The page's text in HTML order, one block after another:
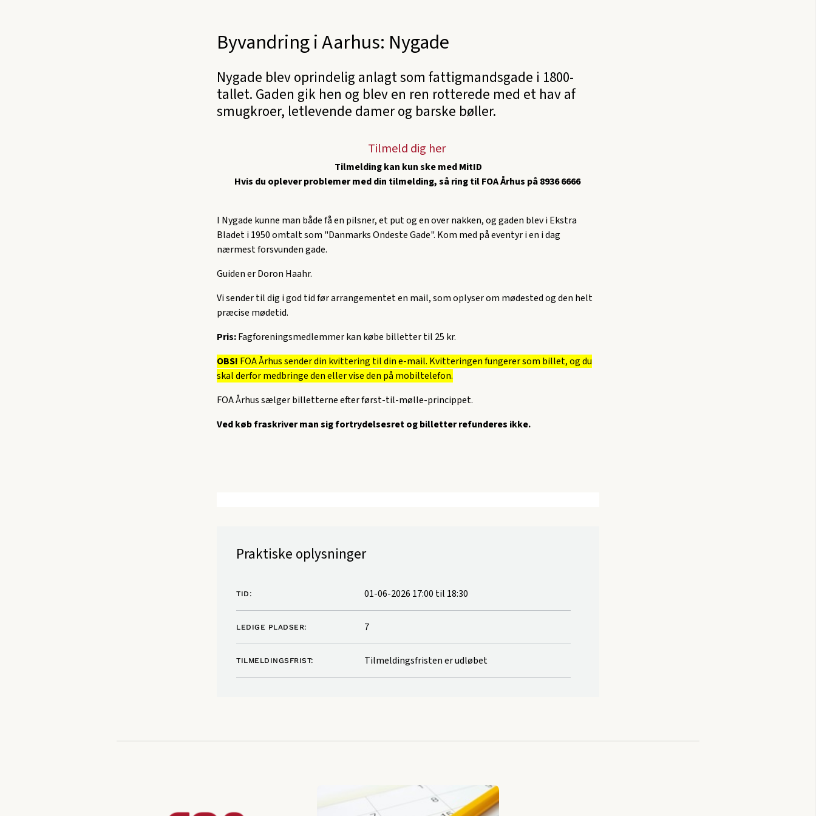
Byvandring i Aarhus: Nygade
Nygade blev oprindelig anlagt som fattigmandsgade i 1800-
tallet. Gaden gik hen og blev en ren rotterede med et hav af
smugkroer, letlevende damer og barske bøller.
Tilmeld dig her
Tilmelding kan kun ske med MitID
Hvis du oplever problemer med din tilmelding, så ring til FOA Århus på 8936 6666
I Nygade kunne man både få en pilsner, et put og en over nakken, og gaden blev i Ekstra
Bladet i 1950 omtalt som "Danmarks Ondeste Gade". Kom med på eventyr i en i dag
nærmest forsvunden gade.
Guiden er Doron Haahr.
Vi sender til dig i god tid før arrangementet en mail, som oplyser om mødested og den helt
præcise mødetid.
Pris:Fagforeningsmedlemmer kan købe billetter til 25 kr.
OBS! FOA Århus sender din kvittering til din e-mail. Kvitteringen fungerer som billet, og du
skal derfor medbringe den eller vise den på mobiltelefon.
FOA Århus sælger billetterne efter først-til-mølle-princippet.
Ved køb fraskriver man sig fortrydelsesret og billetter refunderes ikke.
Praktiske oplysninger
TID: 01-06-2026 17:00 til 18:30
LEDIGE PLADSER: 7
TILMELDINGSFRIST: Tilmeldingsfristen er udløbet